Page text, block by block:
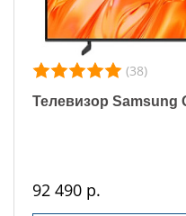
(38)
Телевизор Samsung
92 490 р.